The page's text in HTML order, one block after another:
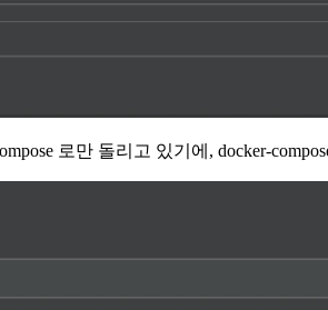
로만 돌리고 있기에, docker-